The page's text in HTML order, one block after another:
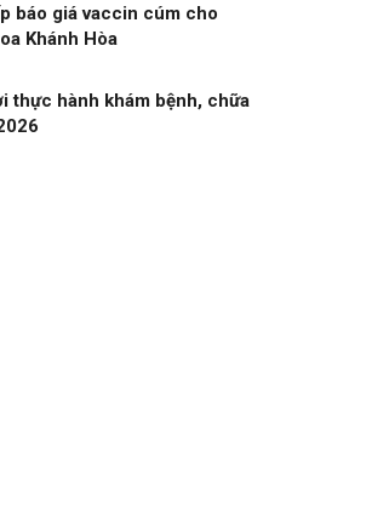
báo giá vaccin cúm cho
Khánh Hòa
thực hành khám bệnh, chữa